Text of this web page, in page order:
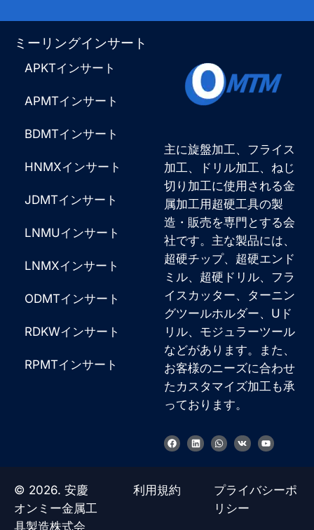
主に旋盤加工、フライス
加工、ドリル加工、ねじ
切り加工に使用される金
属加工用超硬工具の製
造・販売を専門とする会
社です。主な製品には、
超硬チップ、超硬エンド
ミル、超硬ドリル、フラ
イスカッター、ターニン
グツールホルダー、Uド
リル、モジュラーツール
などがあります。また、
お客様のニーズに合わせ
たカスタマイズ加工も承
っております。
フ
ェ
ッ
ク
リ
ン
W
h
p
p
V
k
Y
o
b
e
ミーリングインサート
APKTインサート
APMTインサート
BDMTインサート
HNMXインサート
JDMTインサート
LNMUインサート
LNMXインサート
ODMTインサート
RDKWインサート
RPMTインサート
© 2026. 安慶
オンミー金属工
具製造株式会
利用規約
プライバシーポ
リシー